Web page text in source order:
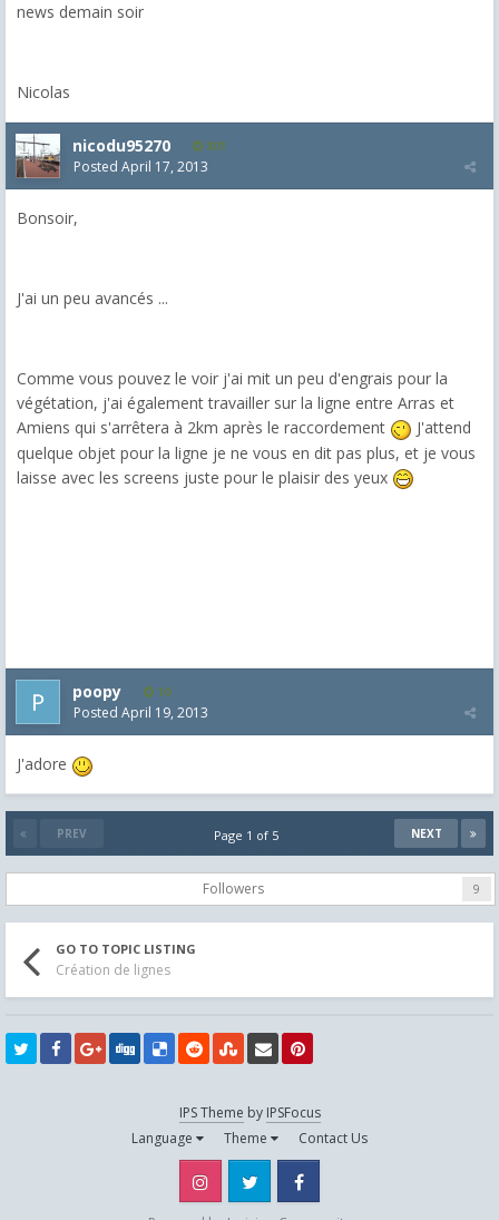
news demain soir
Nicolas
nicodu95270 801
Posted April 17, 2013
Bonsoir,
J'ai un peu avancés ...
Comme vous pouvez le voir j'ai mit un peu d'engrais pour la
végétation, j'ai également travailler sur la ligne entre Arras et
Amiens qui s'arrêtera à 2km après le raccordement
J'attend
quelque objet pour la ligne je ne vous en dit pas plus, et je vous
laisse avec les screens juste pour le plaisir des yeux
poopy 10
Posted April 19, 2013
J'adore
PREV NEXT
Page 1 of 5
Followers 9
GO TO TOPIC LISTING
Création de lignes
IPS Theme by IPSFocus
Language
Theme Contact Us
Instagram Twitter